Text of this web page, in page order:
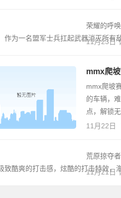
荣耀的呼
作为一名盟军士兵扛起武器消灭所有
11月23日
mmx爬
mmx爬坡
的车辆，
点，解锁无
11月22日
荒原掠夺
致酷爽的打击感，炫酷的打击特效，
11月21日